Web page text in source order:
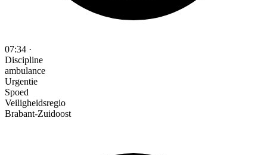
07:34 ·
Discipline
ambulance
Urgentie
Spoed
Veiligheidsregio
Brabant-Zuidoost